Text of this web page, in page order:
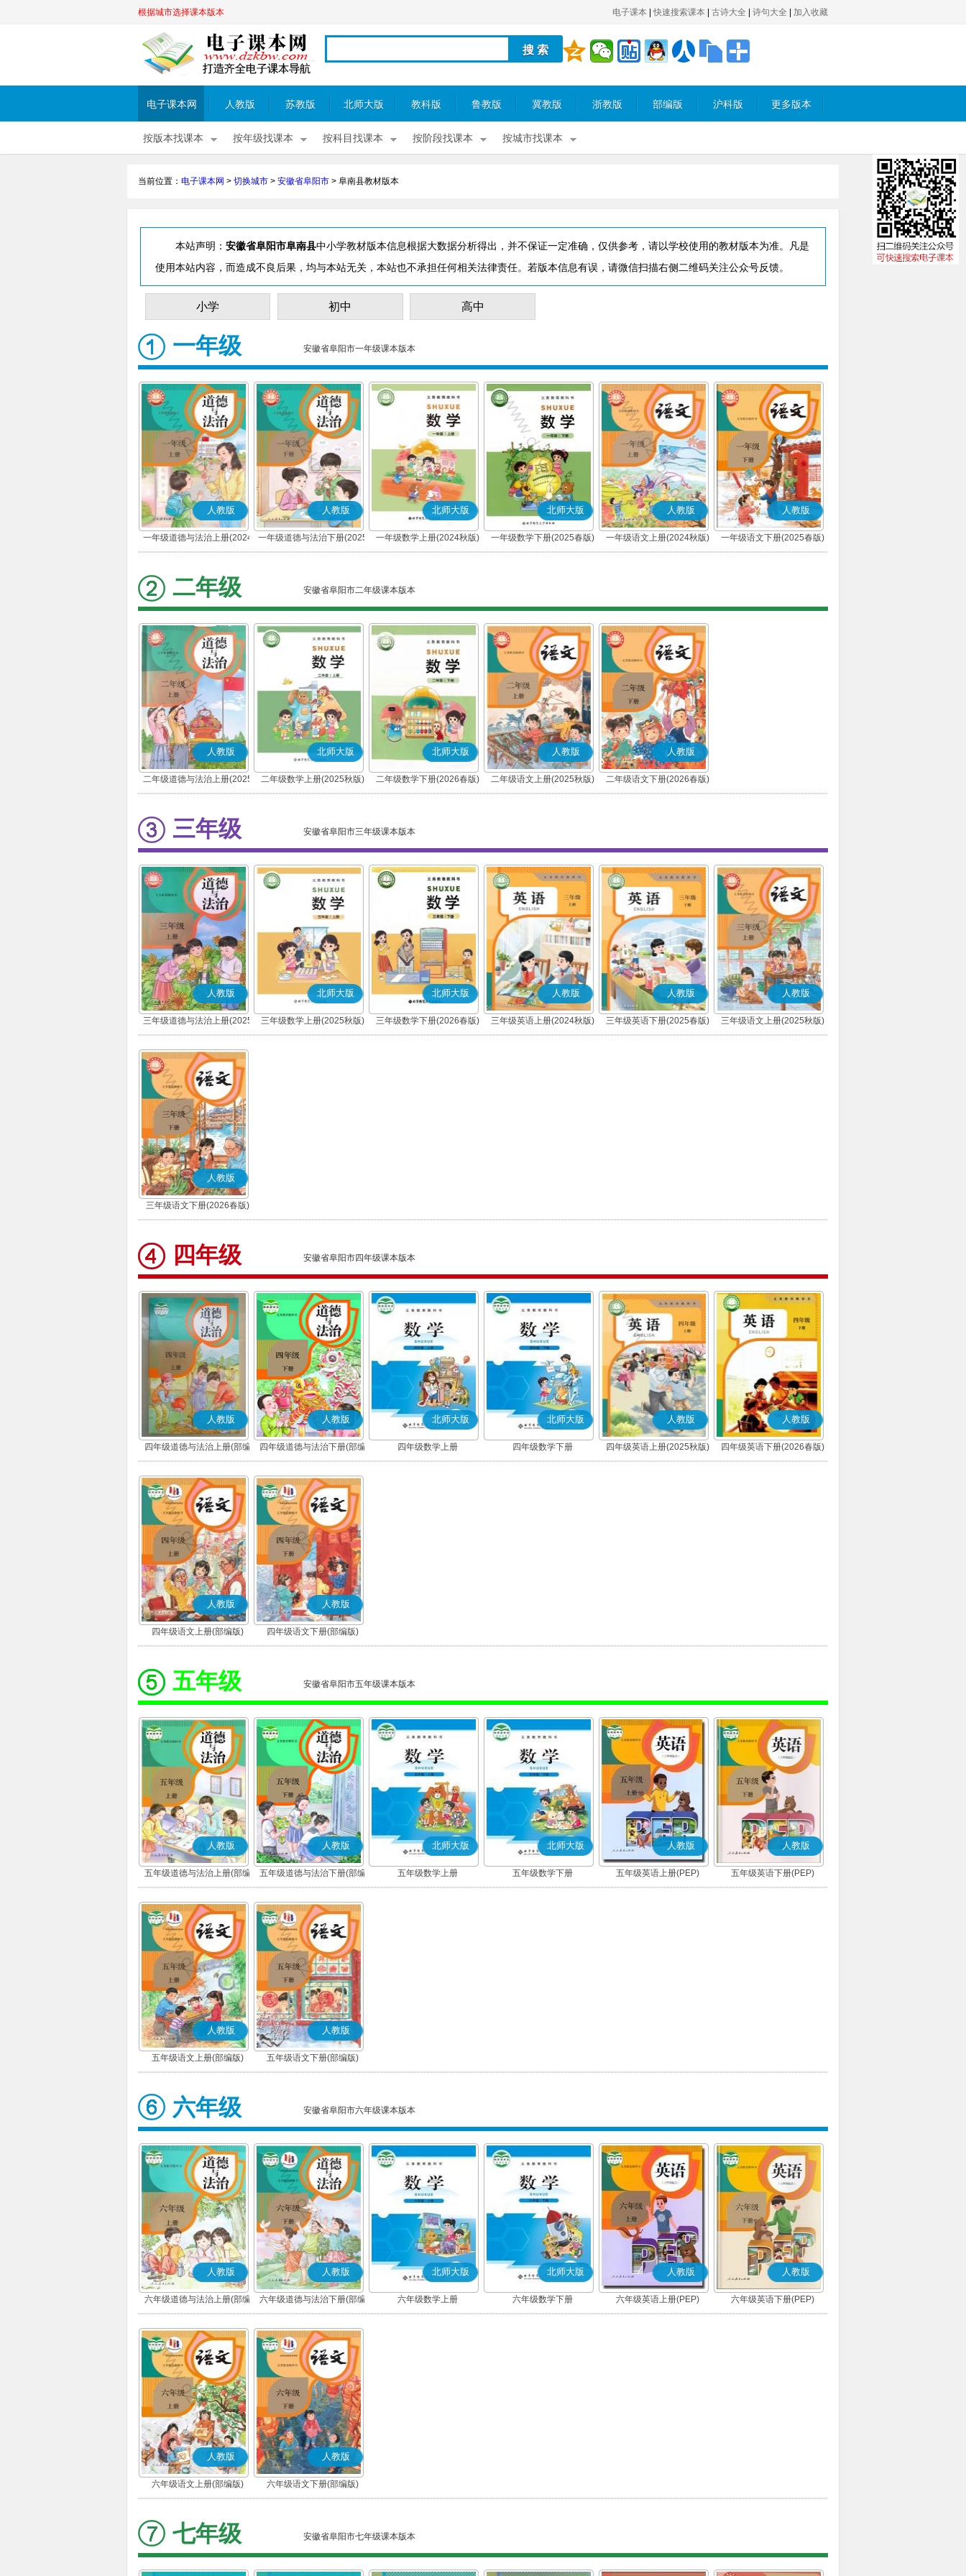
根据城市选择课本版本 电子课本 快速搜索课本 古诗大全 诗句大全 加入收藏
电子课本网 人教版 苏教版 北师大版 教科版 鲁教版 冀教版 浙教版 部编版 沪科版 更多版本
按版本找课本 按年级找课本 按科目找课本 按阶段找课本 按城市找课本
当前位置： 电子课本网 > 切换城市 > 安徽省阜阳市 > 阜南县教材版本
本站声明： 安徽省阜阳市阜南县中小学教材版本信息根据大数据分析得出，并不保证一定准确，仅供参考，请以学校使用的教材版本为准。凡是
使用本站内容，而造成不良后果，均与本站无关，本站也不承担任何相关法律责任。若版本信息有误，请微信扫描右侧二维码关注公众号反馈。
小学 初中 高中
一年级 安徽省阜阳市一年级课本版本
人教版
一年级道德与法治上册(2024
秋版)(部编版)
人教版
一年级道德与法治下册(2025
春版)(部编版)
北师大版
一年级数学上册(2024秋版)
北师大版
一年级数学下册(2025春版)
人教版
一年级语文上册(2024秋版)
(部编版)
人教版
一年级语文下册(2025春版)
(部编版)
二年级 安徽省阜阳市二年级课本版本
人教版
二年级道德与法治上册(2025
秋版)(部编版)
北师大版
二年级数学上册(2025秋版)
北师大版
二年级数学下册(2026春版)
人教版
二年级语文上册(2025秋版)
(部编版)
人教版
二年级语文下册(2026春版)
(部编版)
三年级 安徽省阜阳市三年级课本版本
人教版
三年级道德与法治上册(2025
秋版)(部编版)
北师大版
三年级数学上册(2025秋版)
北师大版
三年级数学下册(2026春版)
人教版
三年级英语上册(2024秋版)
(PEP)
人教版
三年级英语下册(2025春版)
(PEP)
人教版
三年级语文上册(2025秋版)
(部编版)
人教版
三年级语文下册(2026春版)
(部编版)
四年级 安徽省阜阳市四年级课本版本
人教版
四年级道德与法治上册(部编
版)
人教版
四年级道德与法治下册(部编
版)
北师大版
四年级数学上册
北师大版
四年级数学下册
人教版
四年级英语上册(2025秋版)
(PEP)
人教版
四年级英语下册(2026春版)
(PEP)
人教版
四年级语文上册(部编版)
人教版
四年级语文下册(部编版)
五年级 安徽省阜阳市五年级课本版本
人教版
五年级道德与法治上册(部编
版)
人教版
五年级道德与法治下册(部编
版)
北师大版
五年级数学上册
北师大版
五年级数学下册
人教版
五年级英语上册(PEP)
人教版
五年级英语下册(PEP)
人教版
五年级语文上册(部编版)
人教版
五年级语文下册(部编版)
六年级 安徽省阜阳市六年级课本版本
人教版
六年级道德与法治上册(部编
版)
人教版
六年级道德与法治下册(部编
版)
北师大版
六年级数学上册
北师大版
六年级数学下册
人教版
六年级英语上册(PEP)
人教版
六年级英语下册(PEP)
人教版
六年级语文上册(部编版)
人教版
六年级语文下册(部编版)
七年级 安徽省阜阳市七年级课本版本